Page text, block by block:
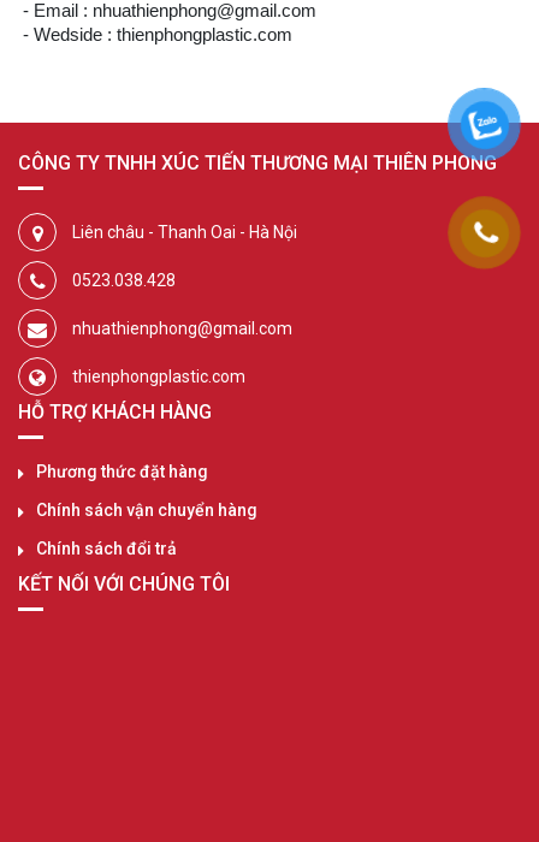
- Email : nhuathienphong@gmail.com
- Wedside : thienphongplastic.com
CÔNG TY TNHH XÚC TIẾN THƯƠNG MẠI THIÊN PHONG
Liên châu - Thanh Oai - Hà Nội
0523.038.428
nhuathienphong@gmail.com
thienphongplastic.com
HỖ TRỢ KHÁCH HÀNG
Phương thức đặt hàng
Chính sách vận chuyển hàng
Chính sách đổi trả
KẾT NỐI VỚI CHÚNG TÔI